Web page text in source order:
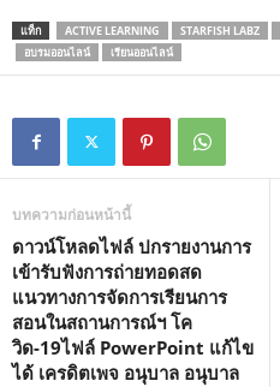
แท็ก ACTIVE LEARNING STARFISH LABZ
อบรมออนไลน์
เรียนออนไลน์
บทความก่อนหน้านี้
ดาวน์โหลดไฟล์ ปกรายงานการ
เข้ารับฟังการถ่ายทอดสด
แนวทางการจัดการเรียนการ
สอนในสถานการณ์ฯ โค
วิด-19ไฟล์ PowerPoint แก้ไข
ได้ เครดิตเพจ อนุบาล อนุบาล